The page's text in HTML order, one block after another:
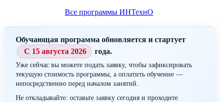
Все программы ИНТехнО
Обучающая программа обновляется и стартует
С 15 августа 2026
года.
Уже сейчас вы можете подать заявку, чтобы зафиксировать
текущую стоимость программы, а оплатить обучение —
непосредственно перед началом занятий.
Не откладывайте: оставьте заявку сегодня и проходите